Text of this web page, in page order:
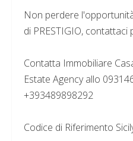
Non perdere
di PRESTIGIO,
Contatta Immobiliare
Estate Agency allo
+393489898292
Codice di Riferimento